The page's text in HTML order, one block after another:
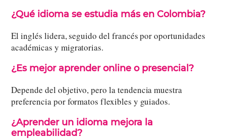
¿Qué idioma se estudia más en Colombia?
El inglés lidera, seguido del francés por oportunidades
académicas y migratorias.
¿Es mejor aprender online o presencial?
Depende del objetivo, pero la tendencia muestra
preferencia por formatos flexibles y guiados.
¿Aprender un idioma mejora la
empleabilidad?